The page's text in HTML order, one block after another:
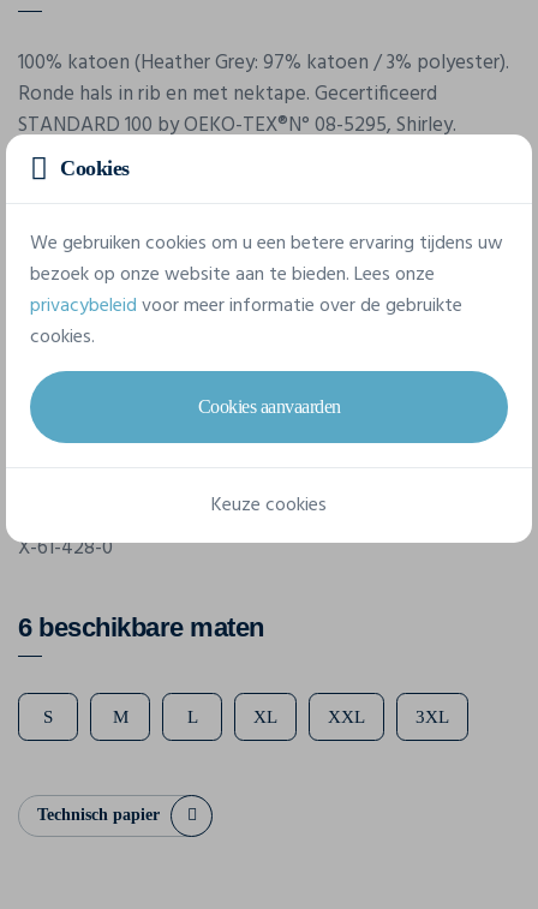
100% katoen (Heather Grey: 97% katoen / 3% polyester).
Ronde hals in rib en met nektape. Gecertificeerd
STANDARD 100 by OEKO-TEX®N° 08-5295, Shirley.
Eigenschappen
Merk
Fol
X-61-428-0
6 beschikbare maten
S M L XL XXL 3XL
Technisch papier
Cookies
We gebruiken cookies om u een betere ervaring tijdens uw
bezoek op onze website aan te bieden. Lees onze
privacybeleidvoor meer informatie over de gebruikte
cookies.
Cookies aanvaarden
Keuze cookies